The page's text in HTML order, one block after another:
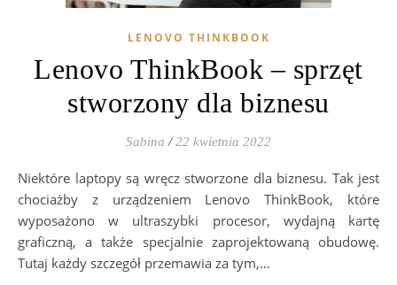
LENOVO THINKBOOK
Lenovo ThinkBook – sprzęt
stworzony dla biznesu
Sabina / 22 kwietnia 2022
Niektóre laptopy są wręcz stworzone dla biznesu. Tak jest
chociażby z urządzeniem Lenovo ThinkBook, które
wyposażono w ultraszybki procesor, wydajną kartę
graficzną, a także specjalnie zaprojektowaną obudowę.
Tutaj każdy szczegół przemawia za tym,…